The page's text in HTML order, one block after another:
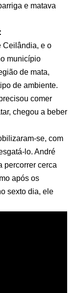
e matava
Ceilândia, e o
município
de mata,
de ambiente.
comer
chegou a beber
se, com
lo. André
percorrer cerca
após os
sexto dia, ele